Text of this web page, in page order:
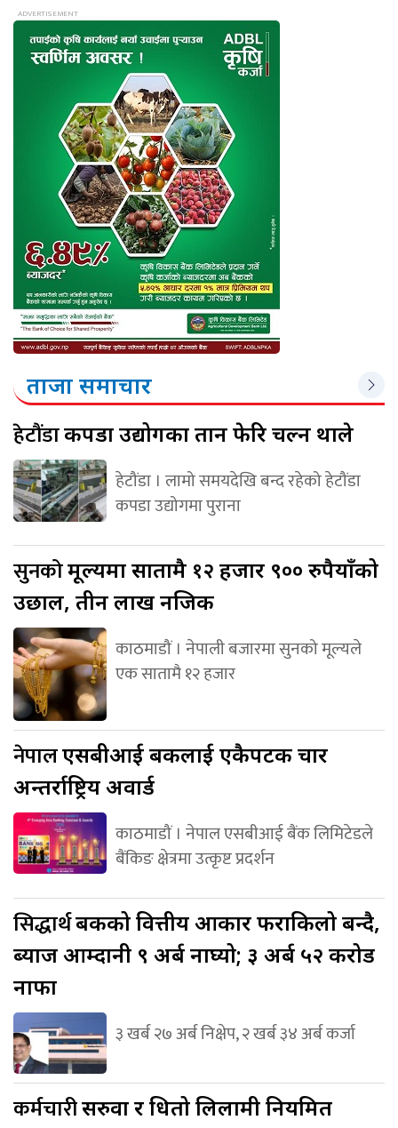
ताजा समाचार
हेटौंडाकपडा उद्योगका तान फेरि चल्न थाले
हेटौंडा । लामो समयदेखि बन्द रहेको हेटौंडा
कपडा उद्योगमा पुराना
सुनकोमूल्यमा सातामै १२ हजार ९०० रुपैयाँको
उछाल, तीन लाख नजिक
काठमाडौं । नेपाली बजारमा सुनको मूल्यले
एक सातामै १२ हजार
नेपालएसबीआई बैंकलाई एकैपटक चार
अन्तर्राष्ट्रिय अवार्ड
काठमाडौं । नेपाल एसबीआई बैंक लिमिटेडले
बैंकिङ क्षेत्रमा उत्कृष्ट प्रदर्शन
सिद्धार्थबैंकको वित्तीय आकार फराकिलो बन्दै,
ब्याज आम्दानी ९ अर्ब नाघ्यो; ३ अर्ब ५२ करोड
नाफा
३ खर्ब २७ अर्ब निक्षेप, २ खर्ब ३४ अर्ब कर्जा
कर्मचारीसरुवा र धितो लिलामी नियमित